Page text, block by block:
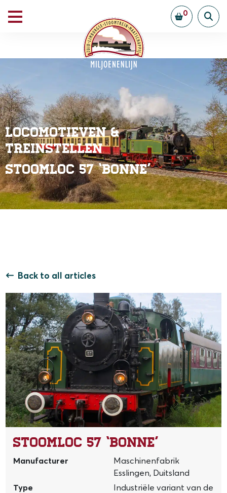
0
Locomotieven &
Treinstellen
Stoomloc 57 ‘Bonne’
Back to all articles
Stoomloc 57 ‘Bonne’
Manufacturer
Maschinenfabrik
Esslingen, Duitsland
Type
Industriële variant van de